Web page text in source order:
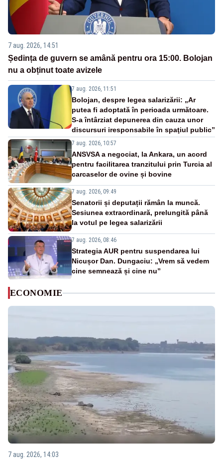
7 aug. 2026, 14:51
Ședința de guvern se amână pentru ora 15:00. Bolojan
nu a obținut toate avizele
7 aug. 2026, 11:51
Bolojan, despre legea salarizării: „Ar
putea fi adoptată în perioada următoare.
S-a întârziat depunerea din cauza unor
discursuri iresponsabile în spaţiul public”
7 aug. 2026, 10:57
ANSVSA a negociat, la Ankara, un acord
pentru facilitarea tranzitului prin Turcia al
carcaselor de ovine și bovine
7 aug. 2026, 09:49
Senatorii și deputații rămân la muncă.
Sesiunea extraordinară, prelungită până
la votul pe legea salarizării
7 aug. 2026, 08:46
Strategia AUR pentru suspendarea lui
Nicușor Dan. Dungaciu: „Vrem să vedem
cine semnează și cine nu”
ECONOMIE
7 aug. 2026, 14:03